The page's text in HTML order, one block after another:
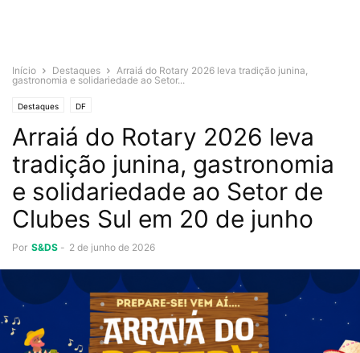
Início Destaques
Arraiá do Rotary 2026 leva tradição junina,
gastronomia e solidariedade ao Setor...
Destaques DF
Arraiá do Rotary 2026 leva
tradição junina, gastronomia
e solidariedade ao Setor de
Clubes Sul em 20 de junho
Por S&DS - 2 de junho de 2026